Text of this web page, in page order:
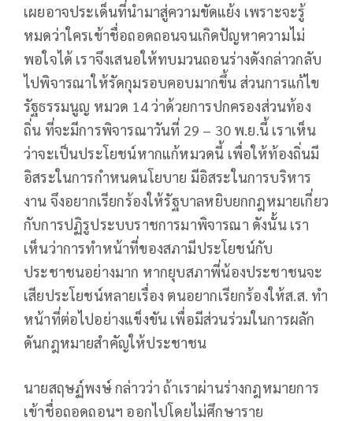
เผยอาจประเด็นที่นำมาสู่ความขัดแย้ง เพราะจะรู้
หมดว่าใครเข้าชื่อถอดถอนจนเกิดปัญหาความไม่
พอใจได้ เราจึงเสนอให้ทบมวนถอนร่างดังกล่าวกลับ
ไปพิจารณาให้รัดกุมรอบคอบมากขึ้น ส่วนการแก้ไข
รัฐธรรมนูญ หมวด 14ว่าด้วยการปกครองส่วนท้อง
ถิ่น ที่จะมีการพิจารณาวันที่ 29 – 30 พ.ย.นี้ เราเห็น
ว่าจะเป็นประโยชน์หากแก้หมวดนี้ เพื่อให้ท้องถิ่นมี
อิสระในการกำหนดนโยบาย มีอิสระในการบริหาร
งาน จึงอยากเรียกร้องให้รัฐบาลหยิบยกกฎหมายเกี่ยว
กับการปฏิรูประบบราชการมาพิจารณา ดังนั้น เรา
เห็นว่าการทำหน้าที่ของสภามีประโยชน์กับ
ประชาชนอย่างมาก หากยุบสภาพี่น้องประชาชนจะ
เสียประโยชน์หลายเรื่อง ตนอยากเรียกร้องให้ส.ส. ทำ
หน้าที่ต่อไปอย่างแข็งขัน เพื่อมีส่วนร่วมในการผลัก
ดันกฎหมายสำคัญให้ประชาชน
นายสฤษฏ์พงษ์กล่าวว่า ถ้าเราผ่านร่างกฎหมายการ
เข้าชื่อถอดถอนฯ ออกไปโดยไม่ศึกษาราย